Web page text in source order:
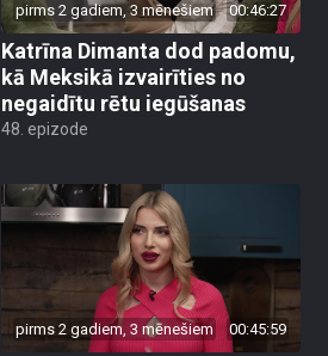
pirms 2 gadiem, 3 mēnešiem 00:46:27
Katrīna Dimanta dod padomu,
kā Meksikā izvairīties no
negaidītu rētu iegūšanas
48. epizode
pirms 2 gadiem, 3 mēnešiem 00:45:59